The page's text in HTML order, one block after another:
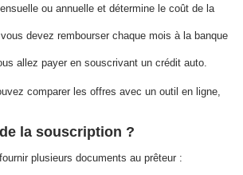
ou annuelle et détermine le coût de la
devez rembourser chaque mois à la banque
allez payer en souscrivant un crédit auto.
comparer les offres avec un outil en ligne,
la souscription ?
plusieurs documents au prêteur :